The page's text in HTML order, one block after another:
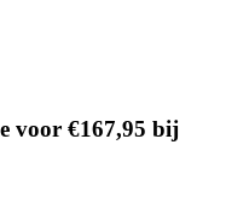
voor €167,95 bij